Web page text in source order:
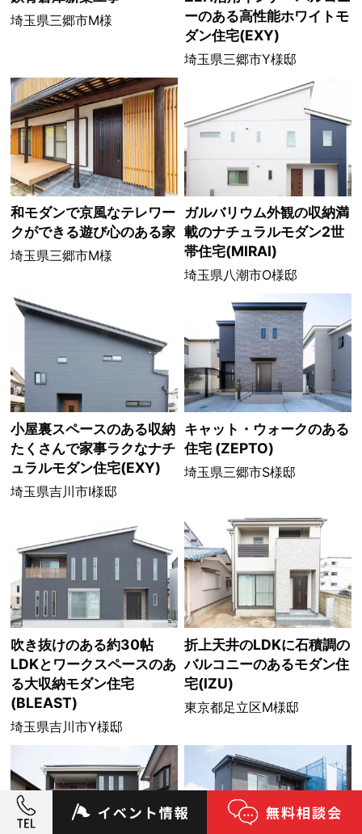
埼玉県三郷市M様
ーのある高性能ホワイトモ
ダン住宅(EXY)
埼玉県三郷市Y様邸
和モダンで京風なテレワー
クができる遊び心のある家
埼玉県三郷市M様
ガルバリウム外観の収納満
載のナチュラルモダン2世
帯住宅(MIRAI)
埼玉県八潮市O様邸
小屋裏スペースのある収納
たくさんで家事ラクなナチ
ュラルモダン住宅(EXY)
埼玉県吉川市I様邸
キャット・ウォークのある
住宅 (ZEPTO)
埼玉県三郷市S様邸
吹き抜けのある約30帖
LDKとワークスペースのあ
る大収納モダン住宅
(BLEAST)
埼玉県吉川市Y様邸
折上天井のLDKに石積調の
バルコニーのあるモダン住
宅(IZU)
東京都足立区M様邸